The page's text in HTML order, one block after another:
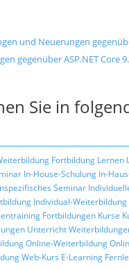
und Neuerungen
gegenüber ASP.NET Core
Sie in
Fortbildung Lernen
In-House-Schulung In-
Seminar
Individual-Weiterbildung
Fortbildungen Kurse
Unterricht
Online-Weiterbildung
Web-Kurs E-Learning